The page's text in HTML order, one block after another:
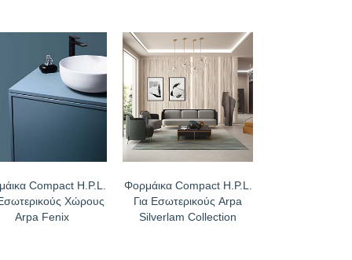
Compact H.P.L.
Χώρους
Arpa Fenix
Φορμάικα Compact H.P.L.
Για Εσωτερικούς Arpa
Silverlam Collection